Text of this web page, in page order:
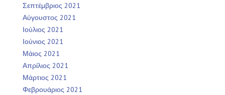
Σεπτέμβριος 2021
Αύγουστος 2021
Ιούλιος 2021
Ιούνιος 2021
Μάιος 2021
Απρίλιος 2021
Μάρτιος 2021
Φεβρουάριος 2021